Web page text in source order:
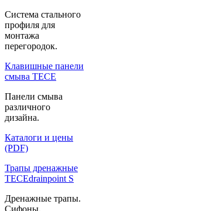
Система стального
профиля для
монтажа
перегородок.
Клавишные панели
смыва TECE
Панели смыва
различного
дизайна.
Каталоги и цены
(PDF)
Трапы дренажные
TECEdrainpoint S
Дренажные трапы.
Сифоны.